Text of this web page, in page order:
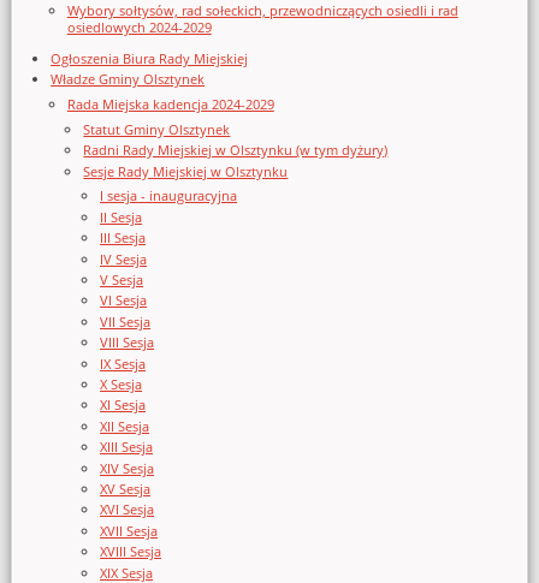
Wybory sołtysów, rad sołeckich, przewodniczących osiedli i rad
osiedlowych 2024-2029
Ogłoszenia Biura Rady Miejskiej
Władze Gminy Olsztynek
Rada Miejska kadencja 2024-2029
Statut Gminy Olsztynek
Radni Rady Miejskiej w Olsztynku (w tym dyżury)
Sesje Rady Miejskiej w Olsztynku
I sesja - inauguracyjna
II Sesja
III Sesja
IV Sesja
V Sesja
VI Sesja
VII Sesja
VIII Sesja
IX Sesja
X Sesja
XI Sesja
XII Sesja
XIII Sesja
XIV Sesja
XV Sesja
XVI Sesja
XVII Sesja
XVIII Sesja
XIX Sesja